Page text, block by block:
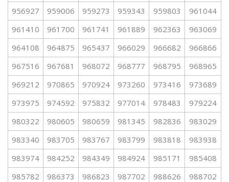
956927 959006 959273 959343 959803
961044
961410
961700 961741 961889 962363
963069
964108
964875 965437 966029 966682
966866
967516
967681 968072 968777 968795
968965
969212
970865 970924 973260 973416
973689
973975
974592 975832 977014 978483
979224
980322
980605 980659 981345 982836
983029
983340
983705 983767 983799 983818
983938
983974
984252 984349 984924 985171
985408
985782
986373 986823 987702 988626
988702